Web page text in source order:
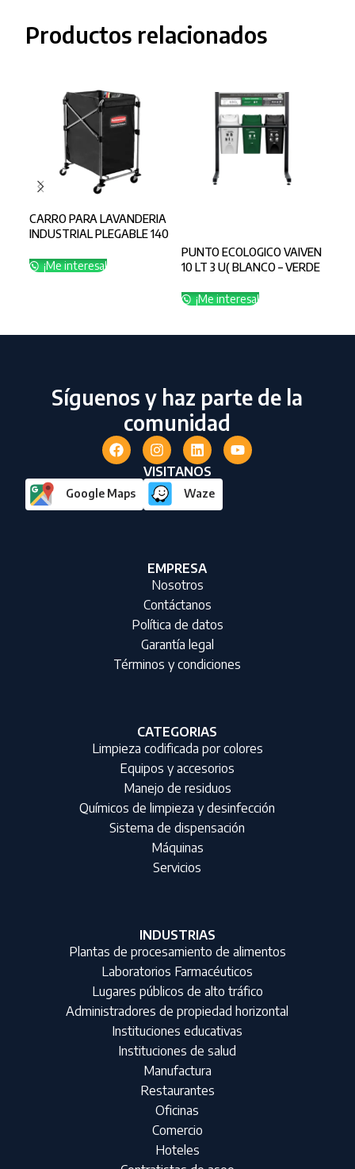
Productos relacionados
CARRO PARA LAVANDERIA
INDUSTRIAL PLEGABLE 140
¡Me interesa!
PUNTO ECOLOGICO VAIVEN
10 LT 3 U( BLANCO – VERDE
¡Me interesa!
Síguenos y haz parte de la
comunidad
VISITANOS
Google Maps Waze
EMPRESA
Nosotros
Contáctanos
Política de datos
Garantía legal
Términos y condiciones
CATEGORIAS
Limpieza codificada por colores
Equipos y accesorios
Manejo de residuos
Químicos de limpieza y desinfección
Sistema de dispensación
Máquinas
Servicios
INDUSTRIAS
Plantas de procesamiento de alimentos
Laboratorios Farmacéuticos
Lugares públicos de alto tráfico
Administradores de propiedad horizontal
Instituciones educativas
Instituciones de salud
Manufactura
Restaurantes
Oficinas
Comercio
Hoteles